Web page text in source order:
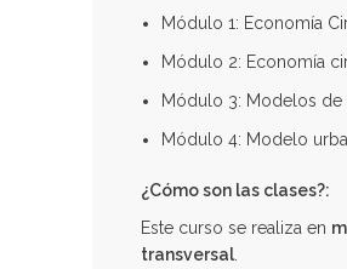
Módulo 1: Economía
Módulo 2: Economía
Módulo 3: Modelos
Módulo 4: Modelo
¿Cómo son las clases?:
Este curso se realiza en
transversal.